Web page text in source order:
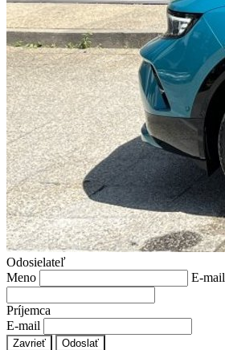
Odosielateľ
Meno
E-mail
Príjemca
E-mail
Zavrieť Odoslať